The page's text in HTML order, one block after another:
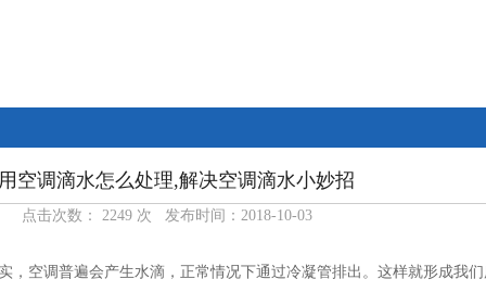
空调滴水怎么处理,解决空调滴水小妙招
点击次数： 2249 次 发布时间：2018-10-03
空调普遍会产生水滴，正常情况下通过冷凝管排出。这样就形成我们